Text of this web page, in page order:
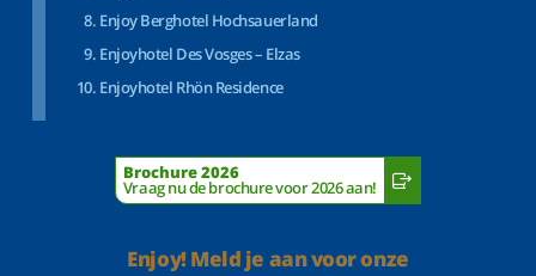
Enjoy Berghotel Hochsauerland
Enjoyhotel Des Vosges – Elzas
Enjoyhotel Rhön Residence
Brochure 2026
Vraag nu de brochure voor 2026 aan!
Enjoy! Meld je aan voor onze